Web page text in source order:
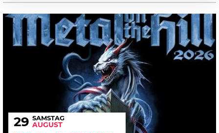
29 SAMSTAG
AUGUST